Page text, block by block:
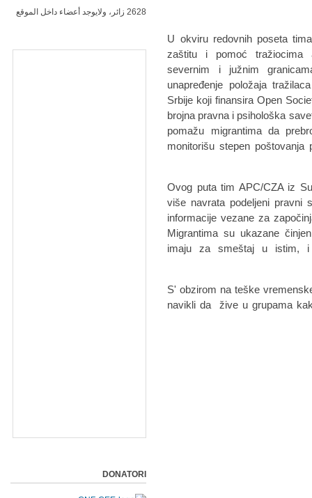
U okviru redovnih poseta
zaštitu i pomoć tražiocima
severnim i južnim
unapređenje položaja
Srbije koji finansira Open
brojna pravna i psihološka
pomažu migrantima da
monitorišu stepen
Ovog puta tim APC/CZA iz
više navrata podeljeni pravni
informacije vezane za
Migrantima su ukazane
imaju za smeštaj u istim, i
S' obzirom na teške
navikli da žive u grupama
2628 زائر، ولايوجد أعضاء داخل الموقع
DONATORI